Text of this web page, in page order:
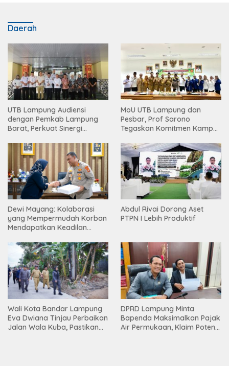
Daerah
UTB Lampung Audiensi
dengan Pemkab Lampung
Barat, Perkuat Sinergi
Tinggi
MoU UTB Lampung dan
Pesbar, Prof Sarono
Tegaskan Komitmen Kampus
Masyarakat
Dewi Mayang: Kolaborasi
yang Mempermudah Korban
Mendapatkan Keadilan
Abdul Rivai Dorong Aset
PTPN I Lebih Produktif
Wali Kota Bandar Lampung
Eva Dwiana Tinjau Perbaikan
Jalan Wala Kuba, Pastikan
DPRD Lampung Minta
Bapenda Maksimalkan Pajak
Air Permukaan, Klaim Potensi